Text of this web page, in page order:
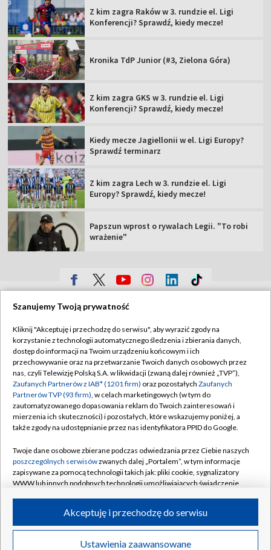
Transmisje Wideo
Z kim zagra Raków w 3. rundzie el. Ligi
Konferencji? Sprawdź, kiedy mecze!
Kronika TdP Junior (#3, Zielona Góra)
Z kim zagra GKS w 3. rundzie el. Ligi
Konferencji? Sprawdź, kiedy mecze!
Kiedy mecze Jagiellonii w el. Ligi Europy?
Sprawdź terminarz
Z kim zagra Lech w 3. rundzie el. Ligi
Europy? Sprawdź, kiedy mecze!
Papszun wprost o rywalach Legii. "To robi
wrażenie"
Sklep TVP
Biuro Reklamy
Oferta Handlowa
Telegazeta ogłoszenia
Emisja w TVP
Ogłoszenia przetargowe
Akademia Telewizyjna
Centrum informacji TVP
System NOS
Polityka prywatności
Moje zgody
Biuro reklamy
Kontakt
©2026 Telewizja Polska Spółka Akcyjna w likwidacji
Szanujemy Twoją prywatność
Kliknij "Akceptuję i przechodzę do serwisu", aby wyrazić zgody na
korzystanie z technologii automatycznego śledzenia i zbierania danych,
dostęp do informacji na Twoim urządzeniu końcowym i ich
przechowywanie oraz na przetwarzanie Twoich danych osobowych przez
nas, czyli Telewizję Polską S.A. w likwidacji (zwaną dalej również „TVP”),
Zaufanych Partnerów z IAB* (1201 firm) oraz pozostałych Zaufanych
Partnerów TVP (93 firm), w celach marketingowych (w tym do
zautomatyzowanego dopasowania reklam do Twoich zainteresowań i
mierzenia ich skuteczności) i pozostałych, które wskazujemy poniżej, a
także zgody na udostępnianie przez nas identyfikatora PPID do Google.
Twoje dane osobowe zbierane podczas odwiedzania przez Ciebie naszych
poszczególnych serwisówzwanych dalej „Portalem”, w tym informacje
zapisywane za pomocą technologii takich jak: pliki cookie, sygnalizatory
WWW lub innych podobnych technologii umożliwiających świadczenie
ruchu w Internecie.
Twoje dane osobowe zbierane podczas odwiedzania przez Ciebie
Ustawienia zaawansowane
Akceptuję i przechodzę do serwisu